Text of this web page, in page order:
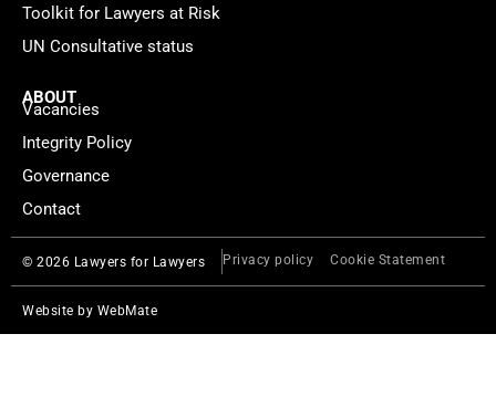
Toolkit for Lawyers at Risk
UN Consultative status
ABOUT
Vacancies
Integrity Policy
Governance
Contact
© 2026 Lawyers for Lawyers Privacy policy Cookie Statement
Website by WebMate